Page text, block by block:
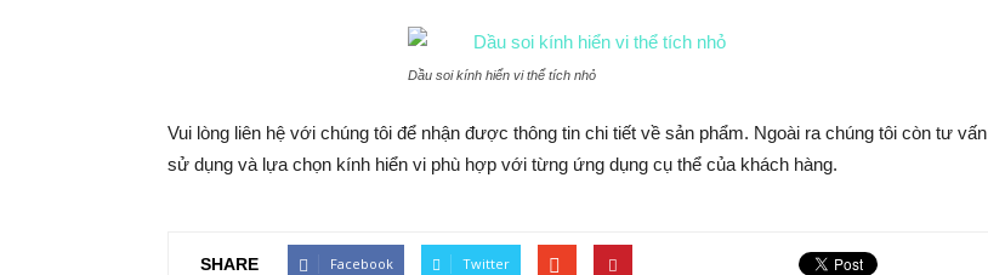
Dầu soi kính hiển vi thể tích nhỏ
Vui lòng liên hệ với chúng tôi để nhận được thông tin chi tiết về sản phẩm. Ngoài ra chúng tôi còn tư vấn
sử dụng và lựa chọn kính hiển vi phù hợp với từng ứng dụng cụ thể của khách hàng.
SHARE Facebook Twitter